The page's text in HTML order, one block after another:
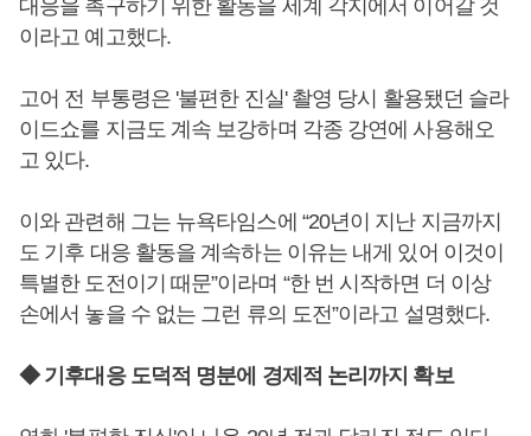
대응을 촉구하기 위한 활동을 세계 각지에서 이어갈 것
이라고 예고했다.
고어 전 부통령은 '불편한 진실' 촬영 당시 활용됐던 슬라
이드쇼를 지금도 계속 보강하며 각종 강연에 사용해오
고 있다.
이와 관련해 그는 뉴욕타임스에 “20년이 지난 지금까지
도 기후 대응 활동을 계속하는 이유는 내게 있어 이것이
특별한 도전이기 때문”이라며 “한 번 시작하면 더 이상
손에서 놓을 수 없는 그런 류의 도전”이라고 설명했다.
◆ 기후대응 도덕적 명분에 경제적 논리까지 확보